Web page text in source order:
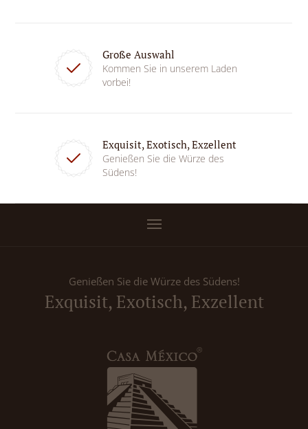
Große Auswahl
Kommen Sie in unserem Laden
vorbei!
Exquisit, Exotisch, Exzellent
Genießen Sie die Würze des
Südens!
Genießen Sie die Würze des Südens!
Exquisit, Exotisch, Exzellent